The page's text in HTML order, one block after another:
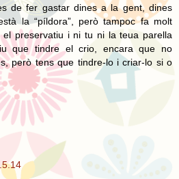
de fer gastar dines a la gent, dines
la “píldora”, però tampoc fa molt
preservatiu i ni tu ni la teua parella
que tindre el crio, encara que no
però tens que tindre-lo i criar-lo si o